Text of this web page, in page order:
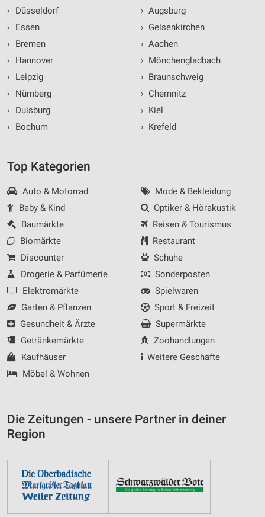
›
Düsseldorf
›
Essen
›
Bremen
›
Hannover
›
Leipzig
›
Nürnberg
›
Duisburg
›
Bochum
› Augsburg
› Gelsenkirchen
› Aachen
› Mönchengladbach
› Braunschweig
› Chemnitz
› Kiel
› Krefeld
Top Kategorien
Auto & Motorrad
Baby & Kind
Baumärkte
Biomärkte
Discounter
Drogerie & Parfümerie
Elektromärkte
Garten & Pflanzen
Gesundheit & Ärzte
Getränkemärkte
Kaufhäuser
Möbel & Wohnen
Mode & Bekleidung
Optiker & Hörakustik
Reisen & Tourismus
Restaurant
Schuhe
Sonderposten
Spielwaren
Sport & Freizeit
Supermärkte
Zoohandlungen
Weitere Geschäfte
Die Zeitungen - unsere Partner in deiner
Region